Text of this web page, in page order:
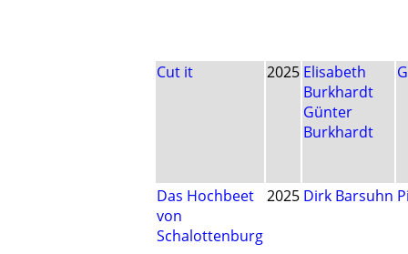
Cut it 2025 Elisabeth
Burkhardt
Günter
Burkhardt
Das Hochbeet
von
Schalottenburg
2025 Dirk Barsuhn